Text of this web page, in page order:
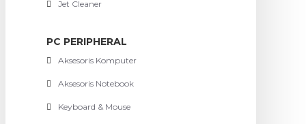
Jet Cleaner
PC PERIPHERAL
Aksesoris Komputer
Aksesoris Notebook
Keyboard & Mouse